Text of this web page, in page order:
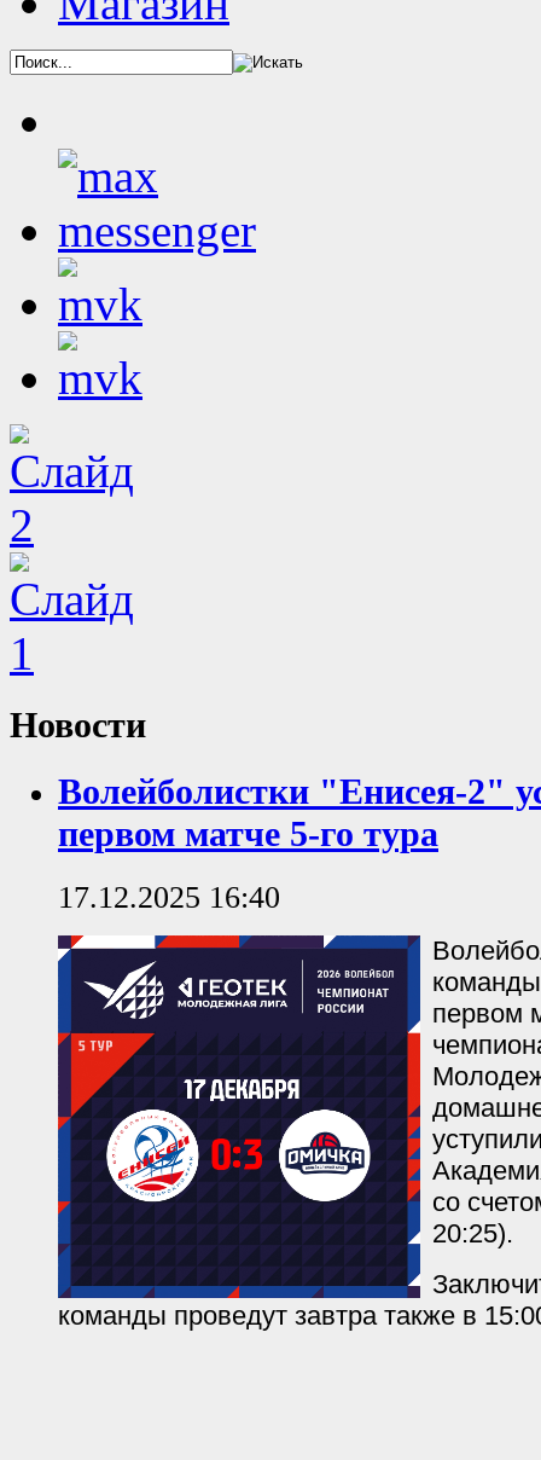
Новости
Волейболистки "Енисея-2"
первом матче 5-го тура
17.12.2025 16:40
первом
со
20:25).
команды проведут завтра также в